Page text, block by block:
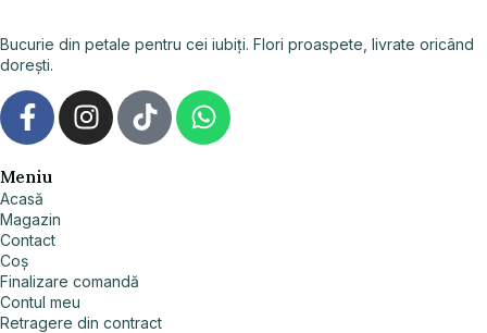
Bucurie din petale pentru cei iubiți. Flori proaspete, livrate oricând
dorești.
Meniu
Acasă
Magazin
Contact
Coș
Finalizare comandă
Contul meu
Retragere din contract